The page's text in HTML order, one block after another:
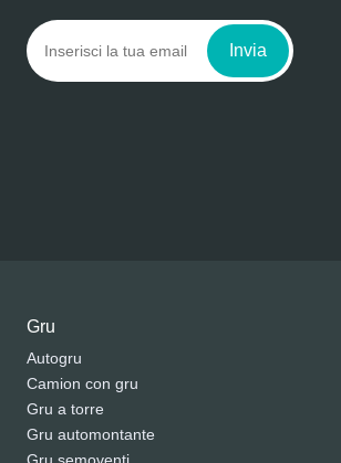
Invia
Gru
Autogru
Camion con gru
Gru a torre
Gru automontante